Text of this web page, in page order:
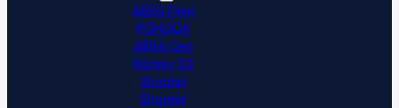
ABRA Flexi
POHODA
ABRA Gen
Money S3
Shoptet
Shoptet